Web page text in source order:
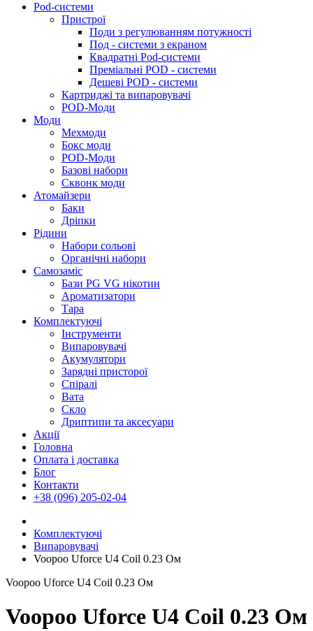
Pod-системи
Пристрої
Поди з регулюванням потужності
Под - системи з екраном
Квадратні Pod-системи
Преміальні POD - системи
Дешеві POD - системи
Картриджі та випаровувачі
POD-Моди
Моди
Мехмоди
Бокс моди
POD-Моди
Базові набори
Сквонк моди
Атомайзери
Баки
Дріпки
Рідини
Набори сольові
Органічні набори
Самозаміс
Бази PG VG нікотин
Ароматизатори
Тара
Комплектуючі
Інструменти
Випаровувачі
Акумулятори
Зарядні присторої
Спіралі
Вата
Скло
Дриптипи та аксесуари
Акції
Головна
Оплата і доставка
Блог
Контакти
+38 (096) 205-02-04
Комплектуючі
Випаровувачі
Voopoo Uforce U4 Coil 0.23 Ом
Voopoo Uforce U4 Coil 0.23 Ом
Voopoo Uforce U4 Coil 0.23 Ом